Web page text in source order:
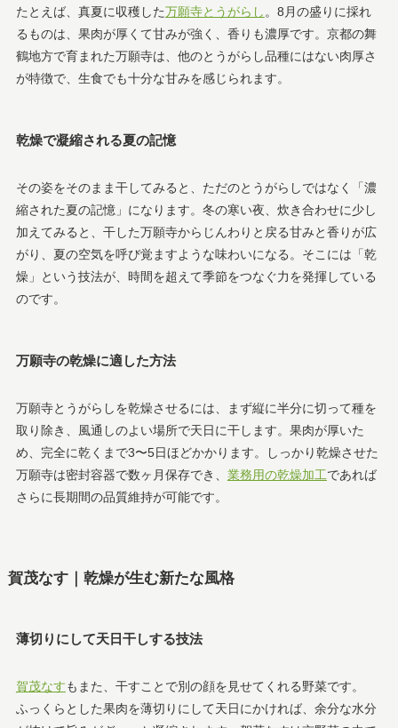
たとえば、真夏に収穫した万願寺とうがらし 。8月の盛りに採れ
るものは、果肉が厚くて甘みが強く、香りも濃厚です。京都の舞
鶴地方で育まれた万願寺は、他のとうがらし品種にはない肉厚さ
が特徴で、生食でも十分な甘みを感じられます。
乾燥で凝縮される夏の記憶
その姿をそのまま干してみると、ただのとうがらしではなく「濃
縮された夏の記憶」になります。冬の寒い夜、炊き合わせに少し
加えてみると、干した万願寺からじんわりと戻る甘みと香りが広
がり、夏の空気を呼び覚ますような味わいになる。そこには「乾
燥」という技法が、時間を超えて季節をつなぐ力を発揮している
のです。
万願寺の乾燥に適した方法
万願寺とうがらしを乾燥させるには、まず縦に半分に切って種を
取り除き、風通しのよい場所で天日に干します。果肉が厚いた
め、完全に乾くまで3〜5日ほどかかります。しっかり乾燥させた
万願寺は密封容器で数ヶ月保存でき、 業務用の乾燥加工であれば
さらに長期間の品質維持が可能です。
賀茂なす｜乾燥が生む新たな風格
薄切りにして天日干しする技法
賀茂なすもまた、干すことで別の顔を見せてくれる野菜です。
ふっくらとした果肉を薄切りにして天日にかければ、余分な水分